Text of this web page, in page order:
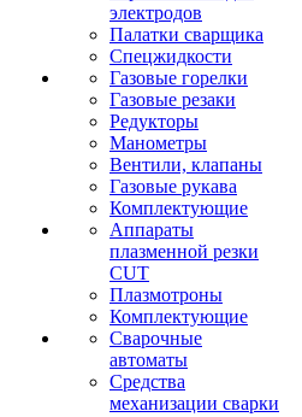
электродов
Палатки сварщика
Спецжидкости
Газовые горелки
Газовые резаки
Редукторы
Манометры
Вентили, клапаны
Газовые рукава
Комплектующие
Аппараты
плазменной резки
CUT
Плазмотроны
Комплектующие
Сварочные
автоматы
Средства
механизации сварки